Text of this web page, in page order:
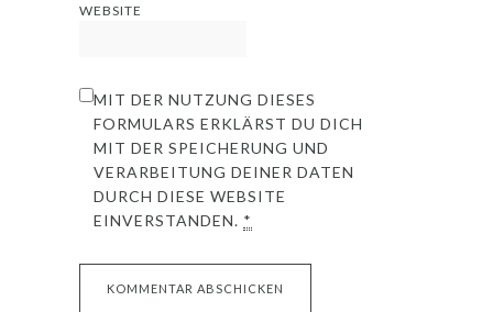
WEBSITE
MIT DER NUTZUNG DIESES
FORMULARS ERKLÄRST DU DICH
MIT DER SPEICHERUNG UND
VERARBEITUNG DEINER DATEN
DURCH DIESE WEBSITE
EINVERSTANDEN. *